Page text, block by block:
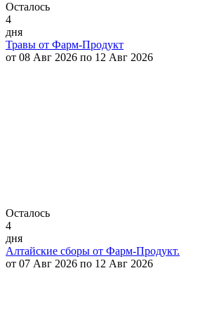
Осталось
4
дня
Травы от Фарм-Продукт
от 08 Авг 2026 по 12 Авг 2026
Осталось
4
дня
Алтайские сборы от Фарм-Продукт.
от 07 Авг 2026 по 12 Авг 2026